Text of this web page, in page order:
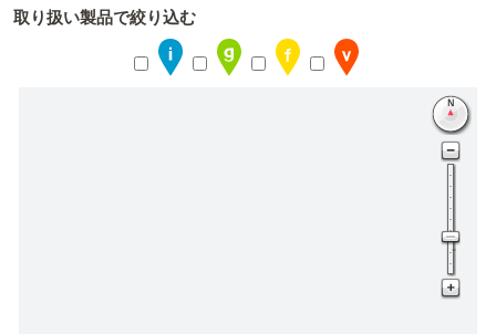
取り扱い製品で絞り込む